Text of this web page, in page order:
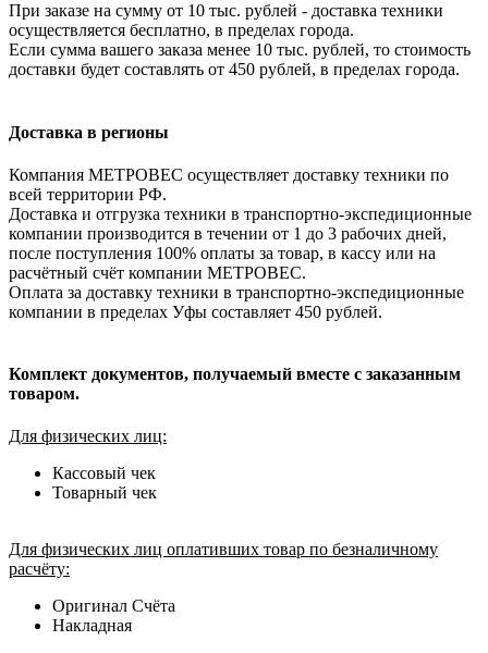
При заказе на сумму от 10 тыс. рублей - доставка техники
осуществляется бесплатно, в пределах города.
Если сумма вашего заказа менее 10 тыс. рублей, то стоимость
доставки будет составлять от 450 рублей, в пределах города.
Доставка в регионы
Компания МЕТРОВЕС осуществляет доставку техники по
всей территории РФ.
Доставка и отгрузка техники в транспортно-экспедиционные
компании производится в течении от 1 до 3 рабочих дней,
после поступления 100% оплаты за товар, в кассу или на
расчётный счёт компании МЕТРОВЕС.
Оплата за доставку техники в транспортно-экспедиционные
компании в пределах Уфы составляет 450 рублей.
Комплект документов, получаемый вместе с заказанным
товаром.
Для физических лиц:
Кассовый чек
Товарный чек
Для физических лиц оплативших товар по безналичному
расчёту:
Оригинал Счёта
Накладная